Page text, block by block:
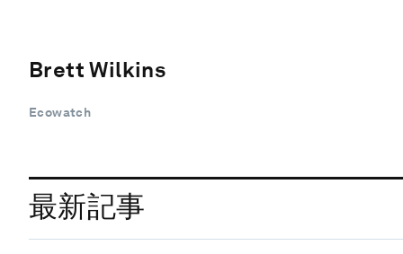
Brett Wilkins
Ecowatch
最新記事